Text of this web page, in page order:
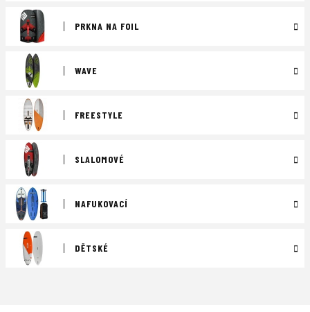
PRKNA NA FOIL
WAVE
FREESTYLE
SLALOMOVÉ
NAFUKOVACÍ
DĚTSKÉ